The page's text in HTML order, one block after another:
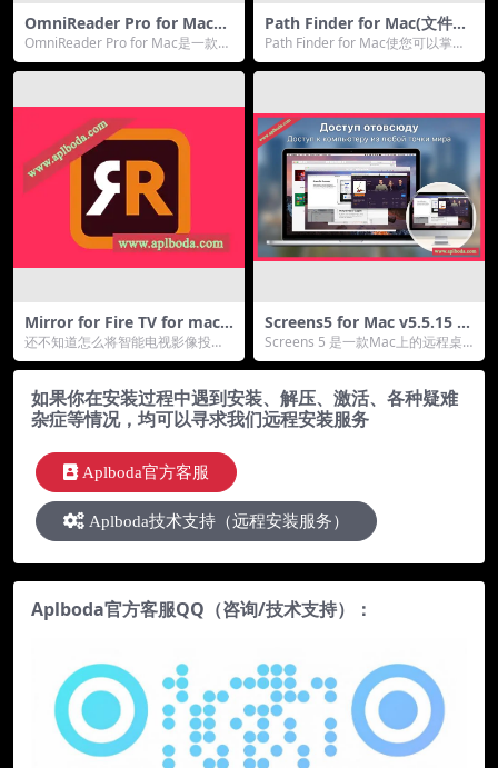
OmniReader Pro for Mac
(专业电子书阅读器)v3.3.2 (20
250712)激活版
OmniReader Pro for Mac是一款功
能强大的电子书阅读器，专为M...
Path Finder for Mac(文件管
理工具)v2190中文版
Path Finder for Mac使您可以掌握
文件管理。完全控制您的文件系
统...
Mirror for Fire TV for mac
(亚马逊FireTV影像投放软件)v
2.8.1中文版
还不知道怎么将智能电视影像投放
到其他平台吗？通过 Mirror for Fir
e...
Screens5 for Mac v5.5.15 远
程桌面软件 中文破解版下载
Screens 5 是一款Mac上的远程桌
面应用程序，可以让用户从远程访
问他们的...
如果你在安装过程中遇到安装、解压、激活、各种疑难
杂症等情况，均可以寻求我们远程安装服务
Aplboda官方客服
Aplboda技术支持（远程安装服务）
Aplboda官方客服QQ（咨询/技术支持）：